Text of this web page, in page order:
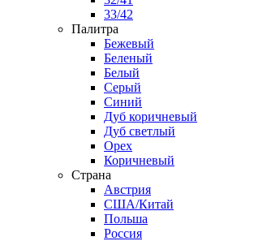
33/42
Палитра
Бежевый
Беленый
Белый
Серый
Синий
Дуб коричневый
Дуб светлый
Орех
Коричневый
Страна
Австрия
США/Китай
Польша
Россия